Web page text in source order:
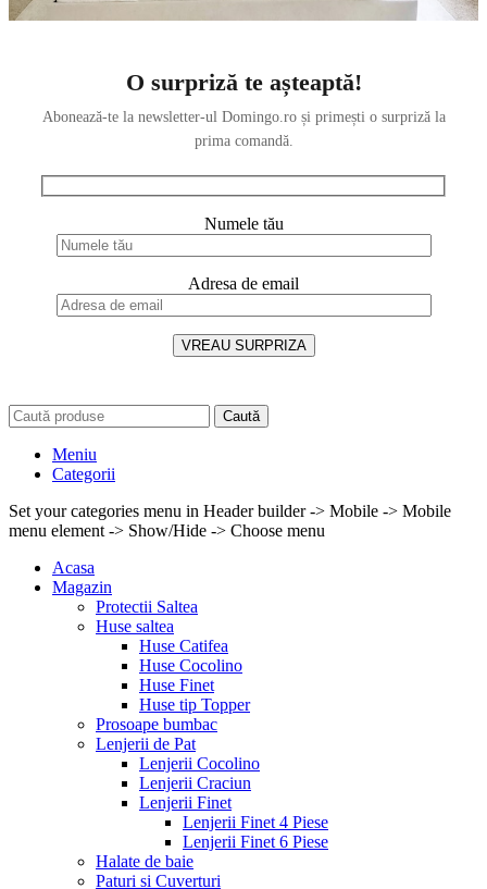
O surpriză te așteaptă!
Abonează-te la newsletter-ul Domingo.ro și primești o surpriză la
prima comandă.
Numele tău
Adresa de email
Caută
Meniu
Categorii
Set your categories menu in Header builder -> Mobile -> Mobile
menu element -> Show/Hide -> Choose menu
Acasa
Magazin
Protectii Saltea
Huse saltea
Huse Catifea
Huse Cocolino
Huse Finet
Huse tip Topper
Prosoape bumbac
Lenjerii de Pat
Lenjerii Cocolino
Lenjerii Craciun
Lenjerii Finet
Lenjerii Finet 4 Piese
Lenjerii Finet 6 Piese
Halate de baie
Paturi si Cuverturi